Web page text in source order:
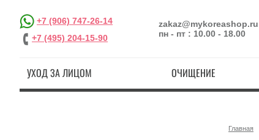
+7 (906) 747-26-14
+7 (495) 204-15-90
zakaz@mykoreashop.ru
пн - пт : 10.00 - 18.00
УХОД ЗА ЛИЦОМ ОЧИЩЕНИЕ
Главная